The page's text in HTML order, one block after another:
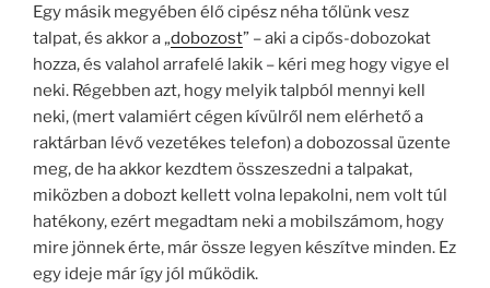
Egy másik megyében élő cipész néha tőlünk vesz
talpat, és akkor a „dobozost” – aki a cipős-dobozokat
hozza, és valahol arrafelé lakik – kéri meg hogy vigye el
neki. Régebben azt, hogy melyik talpból mennyi kell
neki, (mert valamiért cégen kívülről nem elérhető a
raktárban lévő vezetékes telefon) a dobozossal üzente
meg, de ha akkor kezdtem összeszedni a talpakat,
miközben a dobozt kellett volna lepakolni, nem volt túl
hatékony, ezért megadtam neki a mobilszámom, hogy
mire jönnek érte, már össze legyen készítve minden. Ez
egy ideje már így jól működik.